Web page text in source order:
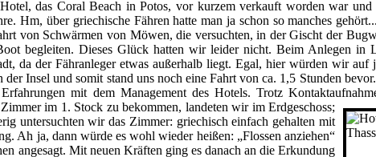
das Coral Beach in Potos, vor kurzem verkauft worden war und
Hm, über griechische Fähren hatte man ja schon so manches
von Schwärmen von Möwen, die versuchten, in der Gischt der
begleiten. Dieses Glück hatten wir leider nicht. Beim Anlegen in
da der Fähranleger etwas außerhalb liegt. Egal, hier würden wir
Insel und somit stand uns noch eine Fahrt von ca. 1,5 Stunden
mit dem Management des Hotels. Trotz
im 1. Stock zu bekommen, landeten wir im Erdgeschoss;
untersuchten wir das Zimmer: griechisch einfach gehalten mit
Ah ja, dann würde es wohl wieder heißen: „Flossen anziehen“
angesagt. Mit neuen Kräften ging es danach an die Erkundung